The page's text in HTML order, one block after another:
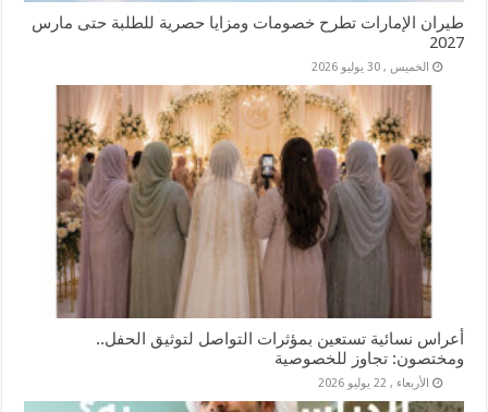
طيران الإمارات تطرح خصومات ومزايا حصرية للطلبة حتى مارس
2027
الخميس , 30 يوليو 2026
أعراس نسائية تستعين بمؤثرات التواصل لتوثيق الحفل..
ومختصون: تجاوز للخصوصية
الأربعاء , 22 يوليو 2026